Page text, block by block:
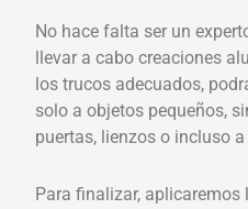
No hace falta ser un
llevar a cabo creaciones
los trucos adecuados,
solo a objetos pequeños,
puertas, lienzos o incluso
Para finalizar,